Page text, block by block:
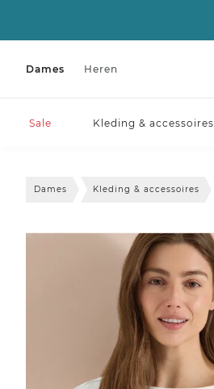
Dames Heren
Sale Kleding & accessoires
Dames Kleding & accessoires